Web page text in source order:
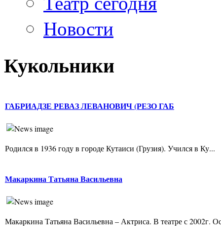
Новости
Кукольники
ГАБРИАДЗЕ РЕВАЗ ЛЕВАНОВИЧ (РЕЗО ГАБ
Родился в 1936 году в городе Кутаиси (Грузия). Учился в Ку...
Макаркина Татьяна Васильевна
Макаркина Татьяна Васильевна – Актриса. В театре с 2002г.